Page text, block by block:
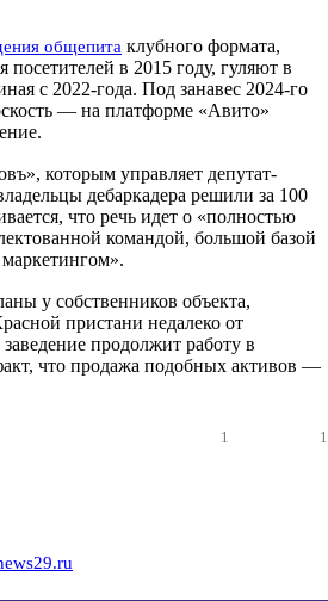
общепита клубного формата,
в 2015 году, гуляют в
с 2022-года. Под занавес 2024-го
— на платформе «Авито»
которым управляет депутат-
дебаркадера решили за 100
что речь идет о «полностью
командой, большой базой
у собственников объекта,
пристани недалеко от
продолжит работу в
что продажа подобных активов —
1 1